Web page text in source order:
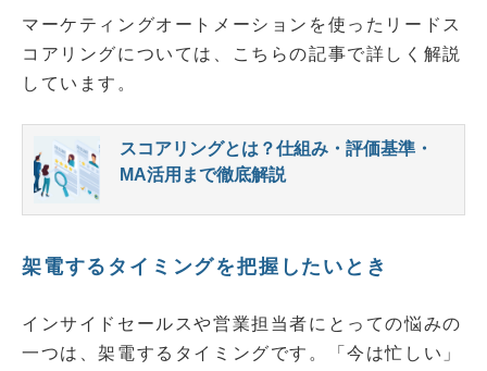
マーケティングオートメーションを使ったリードス
コアリングについては、こちらの記事で詳しく解説
しています。
スコアリングとは？仕組み・評価基準・
MA活用まで徹底解説
架電するタイミングを把握したいとき
インサイドセールスや営業担当者にとっての悩みの
一つは、架電するタイミングです。「今は忙しい」